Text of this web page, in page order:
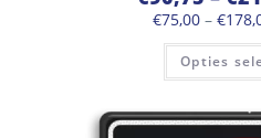
€75,00 – €
Opties